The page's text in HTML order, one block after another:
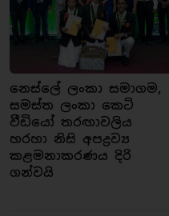
නෙස්ලේ ලංකා සමාගම,
සමස්ත ලංකා කෙටි
වීඩියෝ තරඟාවලිය
හරහා නිසි අපද්‍රව්‍ය
කළමනාකරණය දිරි
ගන්වයි